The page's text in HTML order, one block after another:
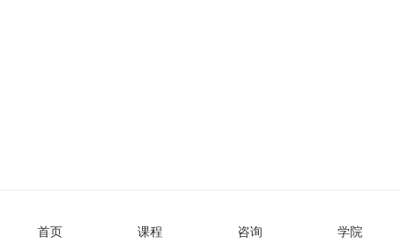
首页 课程 咨询 学院